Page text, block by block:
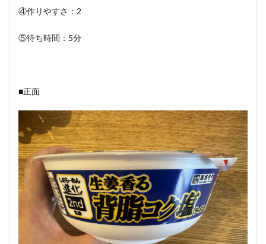
④作りやすさ：2
⑤待ち時間：5分
■正面